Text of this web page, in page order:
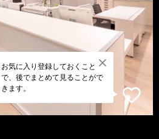
お気に入り登録しておくこと
で、後でまとめて見ることがで
きます。